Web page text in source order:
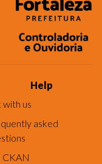
Help
with us
asked
CKAN